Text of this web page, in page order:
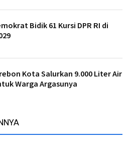
Bidik 61 Kursi DPR RI di
Kota Salurkan 9.000 Liter Air
Warga Argasunya